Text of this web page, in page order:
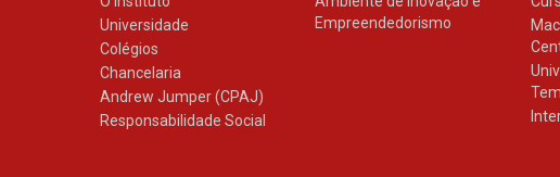
Universidade
Colégios
Chancelaria
Andrew Jumper (CPAJ)
Responsabilidade Social
Empreendedorismo